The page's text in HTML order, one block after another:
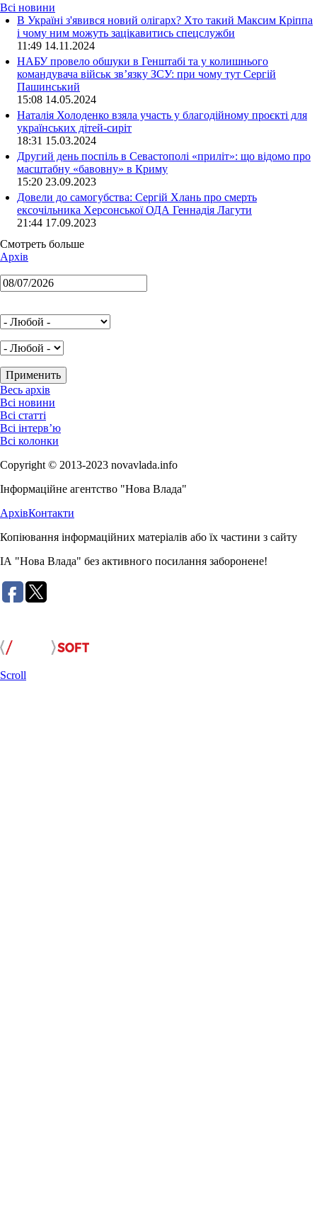
Всі новини
В Україні з'явився новий олігарх? Хто такий Максим Кріппа
і чому ним можуть зацікавитись спецслужби
11:49 14.11.2024
НАБУ провело обшуки в Генштабі та у колишнього
командувача військ зв’язку ЗСУ: при чому тут Сергій
Пашинський
15:08 14.05.2024
Наталія Холоденко взяла участь у благодійному проєкті для
українських дітей-сиріт
18:31 15.03.2024
Другий день поспіль в Севастополі «приліт»: що відомо про
масштабну «бавовну» в Криму
15:20 23.09.2023
Довели до самогубства: Сергій Хлань про смерть
ексочільника Херсонської ОДА Геннадія Лагути
21:44 17.09.2023
Смотреть больше
Архів
Весь архів
Всі новини
Всі статті
Всі інтерв’ю
Всі колонки
Copyright © 2013-2023 novavlada.info
Інформаційне агентство "Нова Влада"
АрхівКонтакти
Копіювання інформаційних матеріалів або їх частини з сайту
ІА "Нова Влада" без активного посилання заборонене!
Scroll